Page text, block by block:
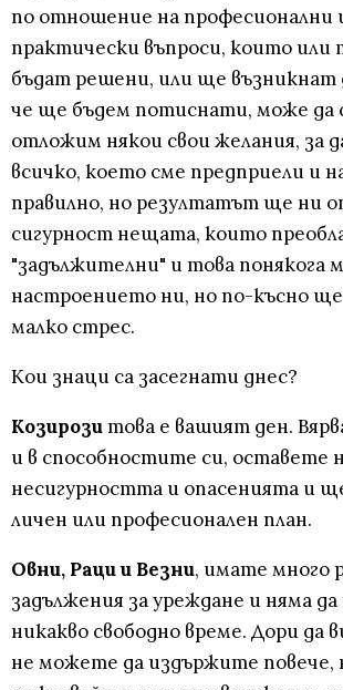
по отношение на професионални
практически въпроси, които или
бъдат решени, или ще възникнат
че ще бъдем потиснати, може да
отложим някои свои желания, за
всичко, което сме предприели и
правилно, но резултатът ще ни
сигурност нещата, които
"задължителни" и това понякога
настроението ни, но по-късно
малко стрес.
Кои знаци са засегнати днес?
Козирозитова е вашият ден.
и в способностите си, оставете
несигурността и опасенията и
личен или професионален план.
Овни, Раци и Везни, имате много
задължения за уреждане и няма
никакво свободно време. Дори да
не можете да издържите повече,